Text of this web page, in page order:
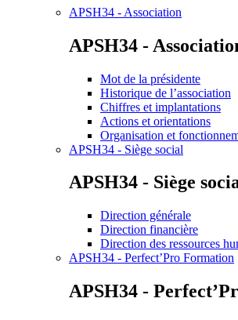
APSH34 - Association
APSH34 -
Mot de la présidente
Historique de l’association
Chiffres et implantations
Actions et orientations
Organisation et
APSH34 - Siège social
APSH34 - Siège
Direction générale
Direction financière
Direction des ressources
APSH34 - Perfect’Pro Formation
APSH34 -